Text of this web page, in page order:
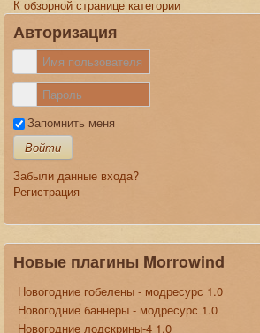
К обзорной странице категории
Авторизация
Запомнить меня
Войти
Забыли данные входа?
Регистрация
Новые плагины Morrowind
Новогодние гобелены - модресурс 1.0
Новогодние баннеры - модресурс 1.0
Новогодние лодскрины-4 1.0